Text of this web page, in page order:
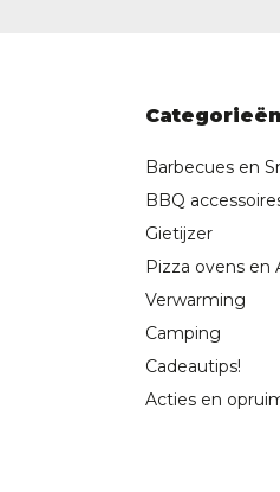
Categorieën
Barbecues en
BBQ
Gietijzer
Pizza ovens en
Verwarming
Camping
Cadeautips!
Acties en